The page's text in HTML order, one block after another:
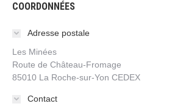
COORDONNÉES
Adresse postale
Les Minées
Route de Château-Fromage
85010 La Roche-sur-Yon CEDEX
Contact